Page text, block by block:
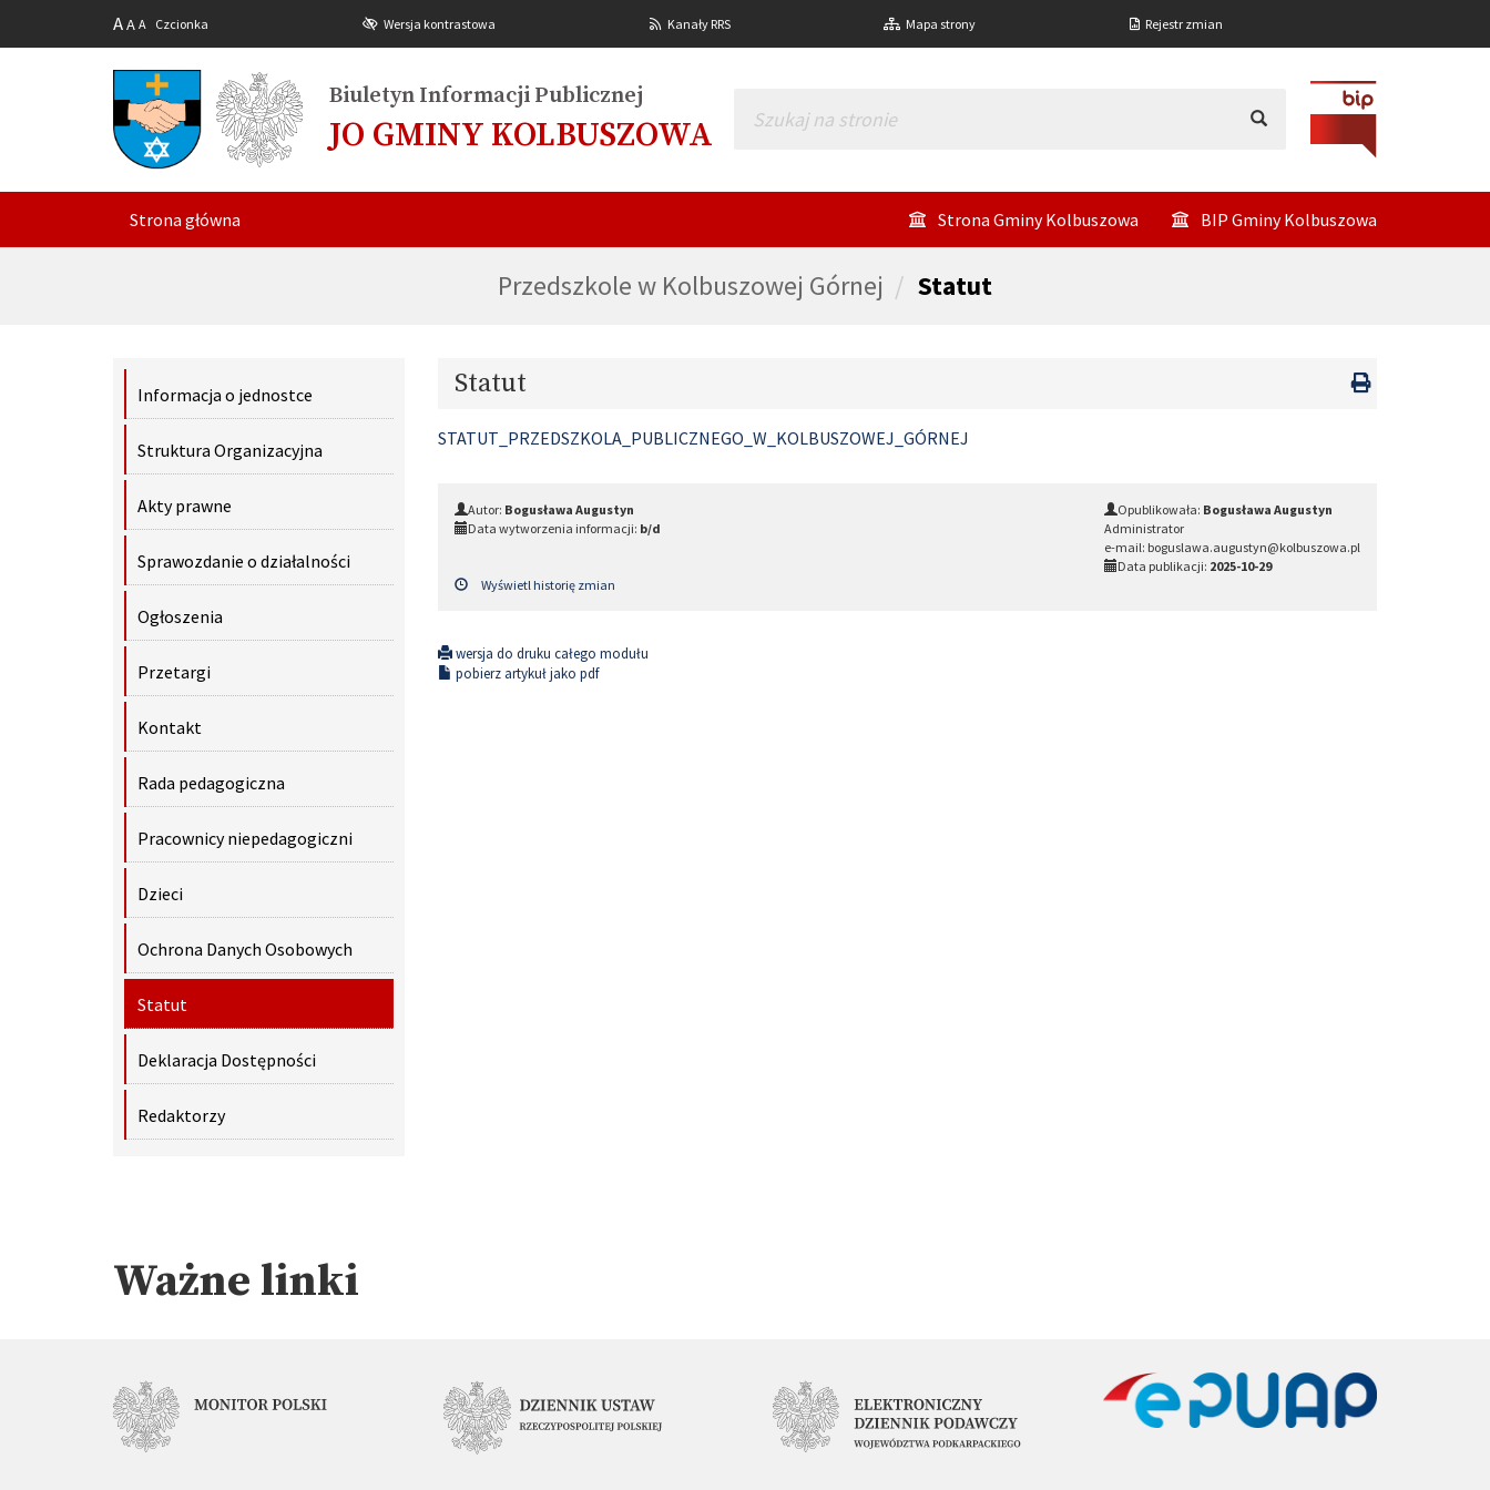
AA A Czcionka Wersja kontrastowa Kanały RRS Mapa strony Rejestr zmian
Biuletyn Informacji Publicznej
JO GMINY KOLBUSZOWA
Strona główna BIP Gminy Kolbuszowa
Strona Gminy Kolbuszowa
Przedszkole w Kolbuszowej Górnej Statut
Informacja o jednostce
Struktura Organizacyjna
Akty prawne
Sprawozdanie o działalności
Ogłoszenia
Przetargi
Kontakt
Rada pedagogiczna
Pracownicy niepedagogiczni
Dzieci
Ochrona Danych Osobowych
Statut
Deklaracja Dostępności
Redaktorzy
Statut
STATUT_PRZEDSZKOLA_PUBLICZNEGO_W_KOLBUSZOWEJ_GÓRNEJ
Autor: Bogusława Augustyn
Data wytworzenia informacji: b/d
Opublikowała: Bogusława Augustyn
Administrator
e-mail: boguslawa.augustyn@kolbuszowa.pl
Data publikacji: 2025-10-29
Wyświetl historię zmian
wersja do druku całego modułu
pobierz artykuł jako pdf
Ważne linki